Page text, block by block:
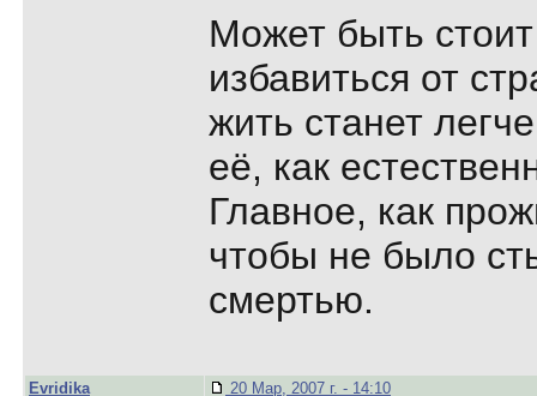
Может быть
избавиться от
жить станет
её, как
Главное, как
чтобы не было
смертью.
Evridika 20 Мар, 2007 г. - 14:10